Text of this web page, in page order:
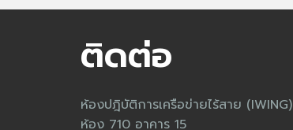
ติดต่อ
ห้องปฎิบัติการเครือข่ายไร้สาย (IWING)
ห้อง 710 อาคาร 15